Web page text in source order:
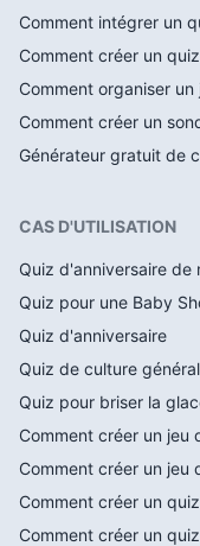
Comment intégrer un
Comment créer un
Comment organiser
Comment créer un
Générateur gratuit de
CAS D'UTILISATION
Quiz d'anniversaire de
Quiz pour une Baby
Quiz d'anniversaire
Quiz de culture
Quiz pour briser la
Comment créer un jeu
Comment créer un jeu
Comment créer un
Comment créer un